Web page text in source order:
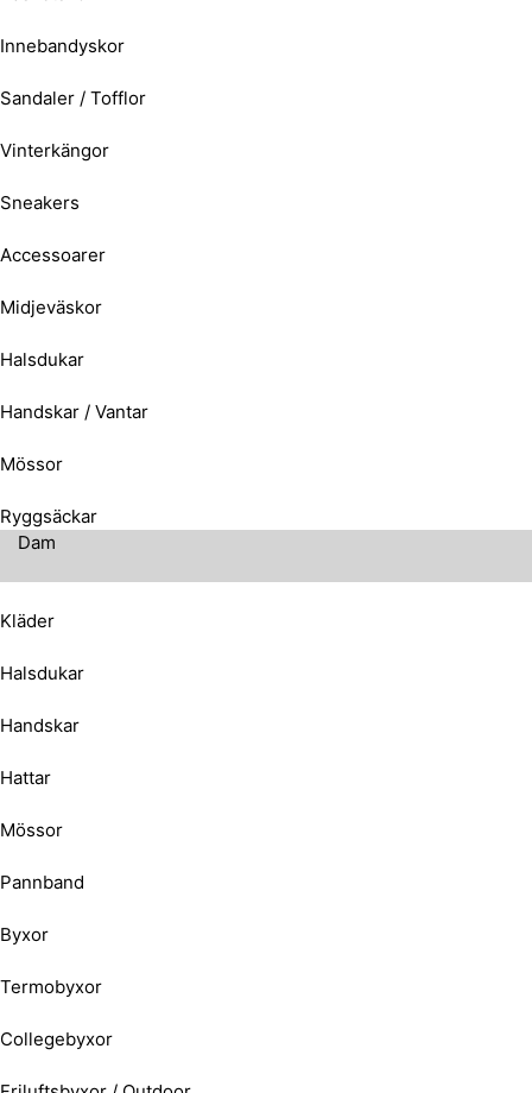
Innebandyskor
Sandaler / Tofflor
Vinterkängor
Sneakers
Accessoarer
Midjeväskor
Halsdukar
Handskar / Vantar
Mössor
Ryggsäckar
Dam
Kläder
Halsdukar
Handskar
Hattar
Mössor
Pannband
Byxor
Termobyxor
Collegebyxor